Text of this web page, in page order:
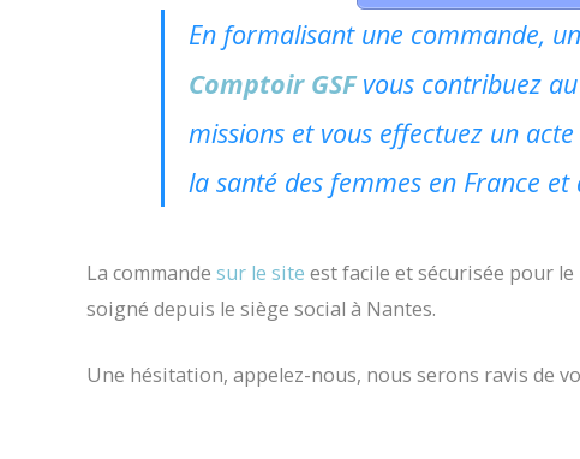
En formalisant une commande,
Comptoir GSFvous contribuez
missions et vous effectuez un
la santé des femmes en France
La commande sur le site est facile et sécurisée pour
soigné depuis le siège social à Nantes.
Une hésitation, appelez-nous, nous serons ravis de